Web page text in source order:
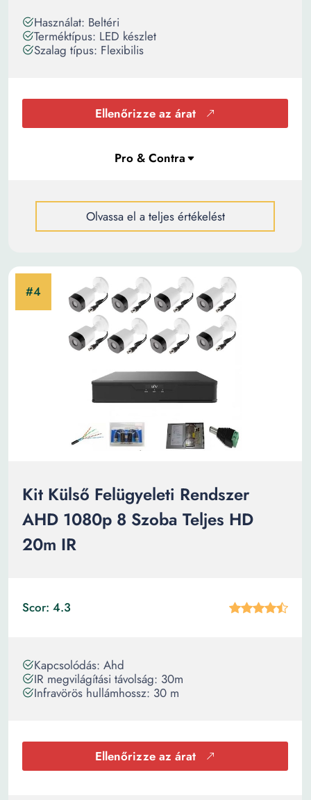
Használat: Beltéri
Terméktípus: LED készlet
Szalag típus: Flexibilis
Ellenőrizze az árat
Olvassa el a teljes értékelést
Kit Külső Felügyeleti Rendszer
AHD 1080p 8 Szoba Teljes HD
20m IR
Scor: 4.3
Kapcsolódás: Ahd
IR megvilágítási távolság: 30m
Infravörös hullámhossz: 30 m
Ellenőrizze az árat